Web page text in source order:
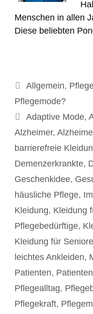
Menschen in allen
Diese beliebten
Kategorien
Allgemein,
Pflegemode?
Schlagwörter
Adaptive Mode,
Alzheimer,
barrierefreie
Demenzerkrankte,
Geschenkidee,
häusliche Pflege,
Kleidung, Kleidung
Pflegebedürftige,
Kleidung für
leichtes Ankleiden,
Patienten,
Pflegealltag,
Pflegekraft,